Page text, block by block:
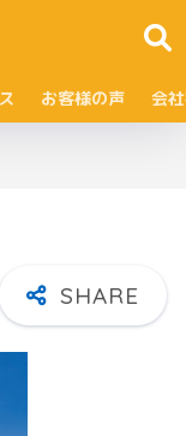
お客様の声 会